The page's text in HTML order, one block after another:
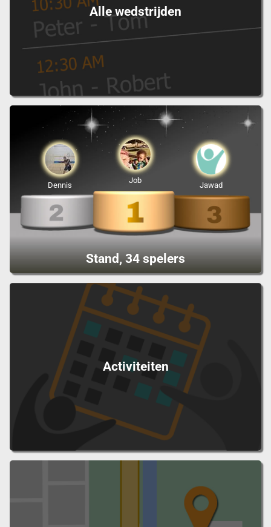
Alle wedstrijden
Stand, 34 spelers
Job
Dennis Jawad
Activiteiten